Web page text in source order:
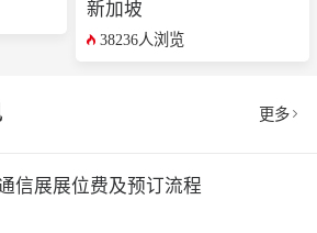
新加坡
38236人浏览
更多
信展展位费及预订流程